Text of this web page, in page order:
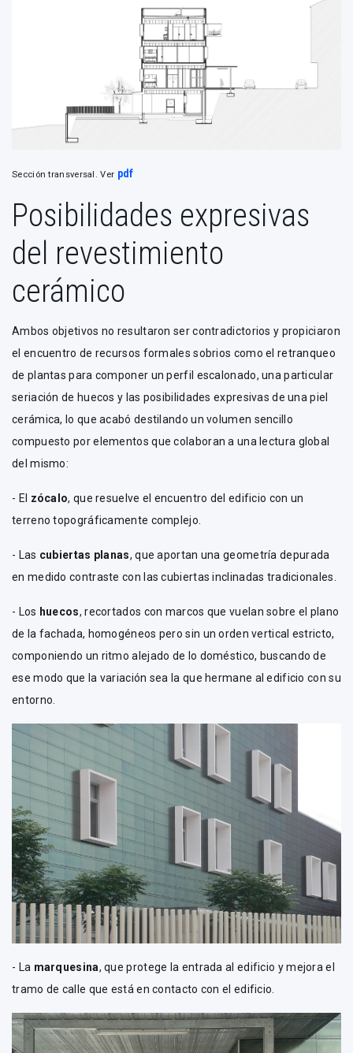
Sección transversal. Ver pdf
Posibilidades expresivas
del revestimiento
cerámico
Ambos objetivos no resultaron ser contradictorios y propiciaron
el encuentro de recursos formales sobrios como el retranqueo
de plantas para componer un perfil escalonado, una particular
seriación de huecos y las posibilidades expresivas de una piel
cerámica, lo que acabó destilando un volumen sencillo
compuesto por elementos que colaboran a una lectura global
del mismo:
- El zócalo, que resuelve el encuentro del edificio con un
terreno topográficamente complejo.
- Las cubiertas planas, que aportan una geometría depurada
en medido contraste con las cubiertas inclinadas tradicionales.
- Los huecos, recortados con marcos que vuelan sobre el plano
de la fachada, homogéneos pero sin un orden vertical estricto,
componiendo un ritmo alejado de lo doméstico, buscando de
ese modo que la variación sea la que hermane al edificio con su
entorno.
- La marquesina, que protege la entrada al edificio y mejora el
tramo de calle que está en contacto con el edificio.